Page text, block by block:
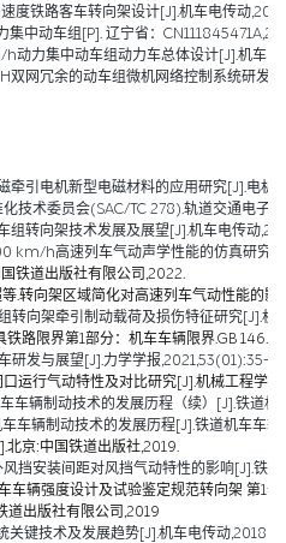
度铁路客车转向架设计[J].机车电传动
集中动车组[P]. 辽宁省：
动力集中动车组动力车总体设计[J].机车
双网冗余的动车组微机网络控制系统研发
牵引电机新型电磁材料的应用研究[J].电
技术委员会(SAC/TC 278).轨道交通电
组转向架技术发展及展望[J].机车电传动
km/h高速列车气动声学性能的仿真研究
铁道出版社有限公司,2022.
.转向架区域简化对高速列车气动性能的
转向架牵引制动载荷及损伤特征研究[J].机
路限界第1部分：机车车辆限界.GB
研发与展望[J].力学学报,2021,53(01):35-
口运行气动特性及对比研究[J].机械工程学
车辆制动技术的发展历程（续）[J].铁道
车辆制动技术的发展历程[J].铁道机车车
京:中国铁道出版社,2019.
风挡安装间距对风挡气动特性的影响[J].铁
车辆强度设计及试验鉴定规范转向架 第1
道出版社有限公司,2019
关键技术及发展趋势[J].机车电传动